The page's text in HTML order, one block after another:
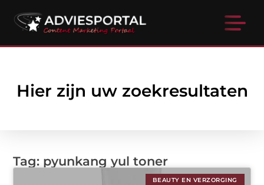
Hier zijn uw zoekresultaten
Tag: pyunkang yul toner
BEAUTY EN VERZORGING